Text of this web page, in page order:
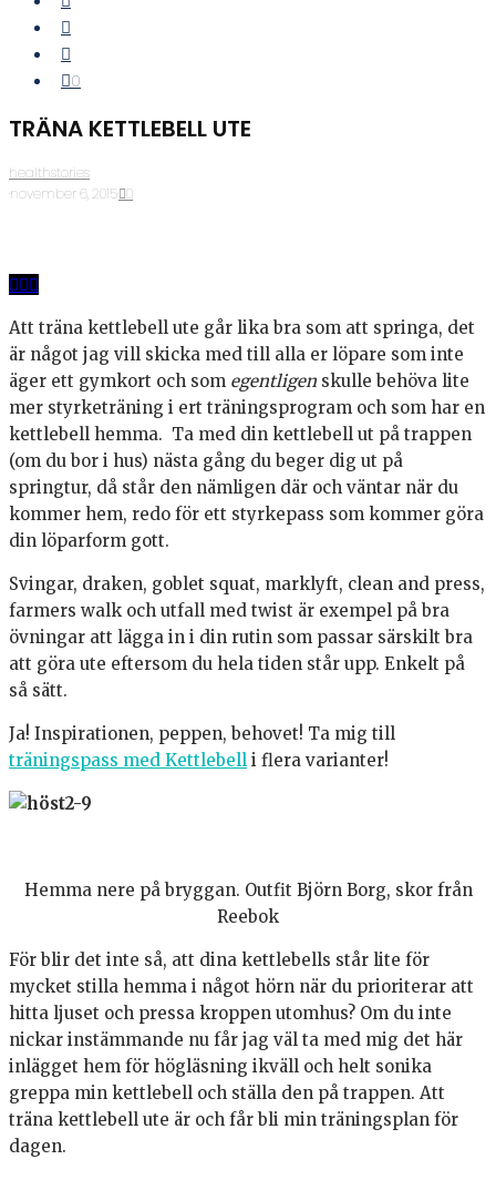
0
TRÄNA KETTLEBELL UTE
healthstories
·november 6, 2015· 0
Att träna kettlebell ute går lika bra som att springa, det
är något jag vill skicka med till alla er löpare som inte
äger ett gymkort och som egentligen skulle behöva lite
mer styrketräning i ert träningsprogram och som har en
kettlebell hemma. Ta med din kettlebell ut på trappen
(om du bor i hus) nästa gång du beger dig ut på
springtur, då står den nämligen där och väntar när du
kommer hem, redo för ett styrkepass som kommer göra
din löparform gott.
Svingar, draken, goblet squat, marklyft, clean and press,
farmers walk och utfall med twist är exempel på bra
övningar att lägga in i din rutin som passar särskilt bra
att göra ute eftersom du hela tiden står upp. Enkelt på
så sätt.
Ja! Inspirationen, peppen, behovet! Ta mig till
träningspass med Kettlebell i flera varianter!
Hemma nere på bryggan. Outfit Björn Borg, skor från
Reebok
För blir det inte så, att dina kettlebells står lite för
mycket stilla hemma i något hörn när du prioriterar att
hitta ljuset och pressa kroppen utomhus? Om du inte
nickar instämmande nu får jag väl ta med mig det här
inlägget hem för högläsning ikväll och helt sonika
greppa min kettlebell och ställa den på trappen. Att
träna kettlebell ute är och får bli min träningsplan för
dagen.